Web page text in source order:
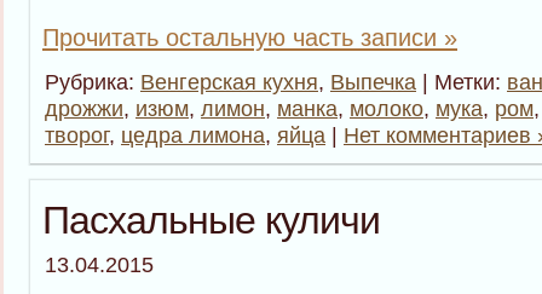
Прочитать остальную часть записи »
Рубрика: Венгерская кухня, Выпечка | Метки:
дрожжи, изюм, лимон, манка, молоко, мука, ром
творог, цедра лимона, яйца | Нет комментариев
Пасхальные куличи
13.04.2015